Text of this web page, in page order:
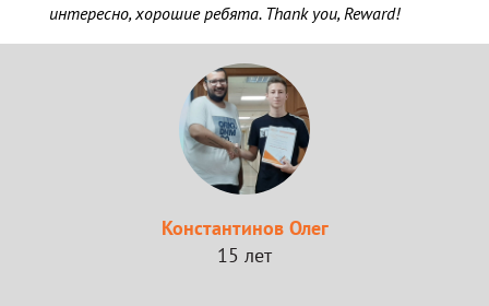
интересно, хорошие ребята. Thank you, Reward!
Константинов Олег
15 лет